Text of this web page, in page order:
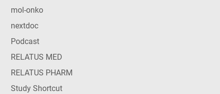
mol-onko
nextdoc
Podcast
RELATUS MED
RELATUS PHARM
Study Shortcut